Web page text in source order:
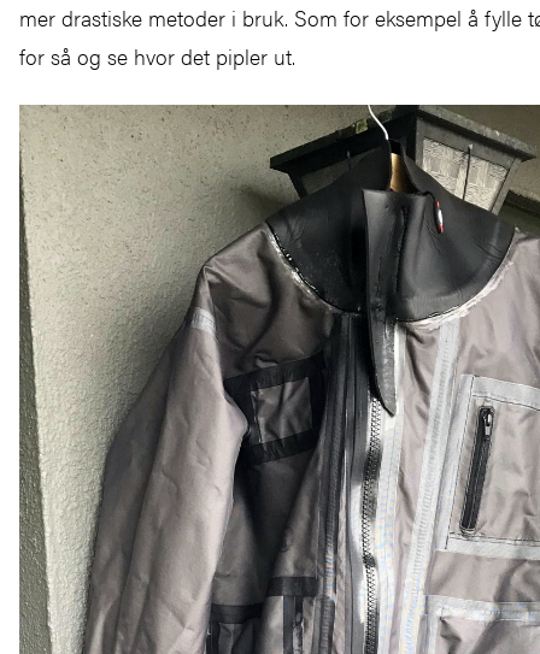
mer drastiske metoder i bruk. Som for eksempel å fylle
for så og se hvor det pipler ut.